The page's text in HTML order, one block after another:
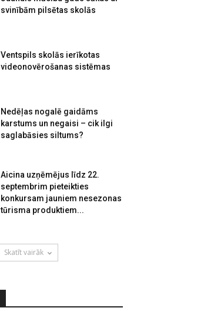
svinībām pilsētas skolās
Ventspils skolās ierīkotas
videonovērošanas sistēmas
Nedēļas nogalē gaidāms
karstums un negaisi – cik ilgi
saglabāsies siltums?
Aicina uzņēmējus līdz 22.
septembrim pieteikties
konkursam jauniem nesezonas
tūrisma produktiem...
Skatīt vairāk